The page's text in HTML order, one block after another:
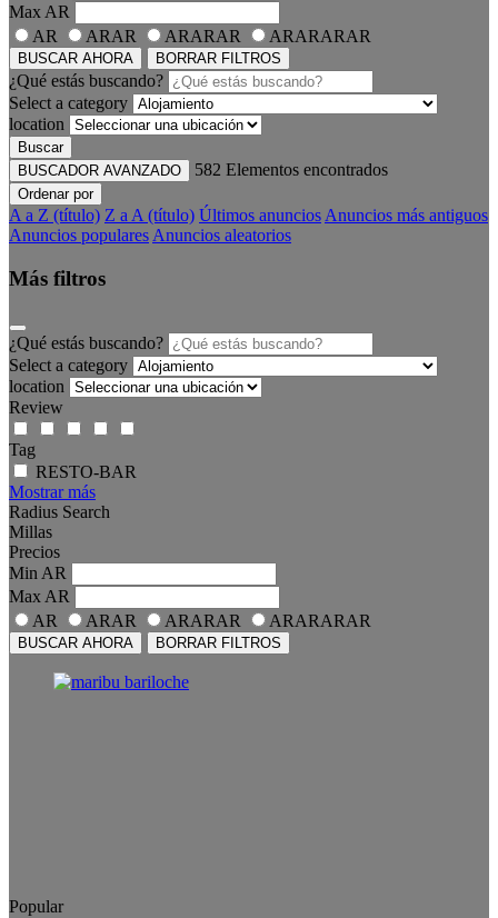
Max AR
AR
ARAR ARARAR ARARARAR
BUSCAR AHORA BORRAR FILTROS
¿Qué estás buscando?
Select a category
location
Buscar
BUSCADOR AVANZADO
582 Elementos encontrados
Ordenar por
A a Z (título) Z a A (título) Últimos anuncios Anuncios más antiguos
Anuncios populares Anuncios aleatorios
Más filtros
¿Qué estás buscando?
Select a category
location
Review
Tag
RESTO-BAR
Mostrar más
Radius Search
Millas
Precios
Min AR
Max AR
AR
ARAR ARARAR ARARARAR
BUSCAR AHORA BORRAR FILTROS
Popular